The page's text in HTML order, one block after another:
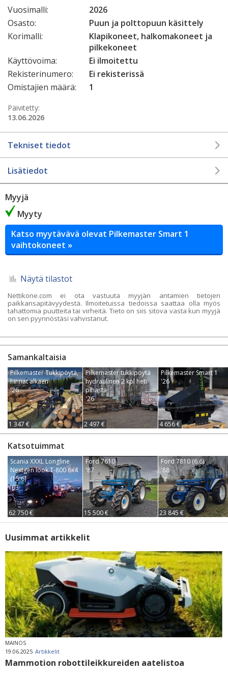
Vuosimalli:
2026
Osasto:
Puun ja polttopuun käsittely
Korimalli:
Klapikoneet, halkomakoneet ja
pilkekoneet
Käyttövoima:
Ei ilmoitettu
Rekisterinumero:
Ei rekisterissä
Omistajien määrä:
1
Päivitetty:
13.06.2026
Tekniset tiedot
Lisätiedot
Myyjä
Myyty
Katso myytävävä olevat Pilkemaster Smart 1
vaihtokoneet »
Näytä tilastot
Nettikone.com ei ota vastuuta myyjän antamien tietojen
paikkansapitävyydestä. Ilmoitetuissa tiedoissa saattaa olla myös
tahattomia puutteita tai virheitä. Tieto on siis sitova vasta kun myyjä
on sen pyynnöstäsi vahvistanut.
Samankaltaisia
Pilkemaster Tukkipöytä,
hinnat alkaen
'26
1 347 €
Pilkemaster tukkipöytä
hydraulinen 2 kpl heti
pihasta
'26
2 497 €
Pilkemaster Smart 1
'26
4 656 €
Katsotuimmat
Scania XXXL Longline
Nextgen look T-800 6x4
(15.6)
'03
62 750 €
Ford 7610
'87
15 500 €
Ford 7810 (6.6)
'88
23 845 €
Uusimmat artikkelit
MAINOS
19.06.2025 Artikkelit
Mammotion robottileikkureiden aatelistoa